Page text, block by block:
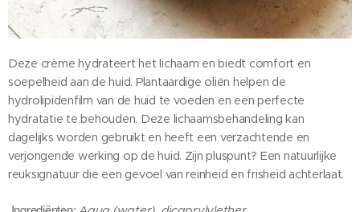
Deze crème hydrateert het lichaam en biedt comfort en
soepelheid aan de huid. Plantaardige oliën helpen de
hydrolipidenfilm van de huid te voeden en een perfecte
hydratatie te behouden. Deze lichaamsbehandeling kan
dagelijks worden gebruikt en heeft een verzachtende en
verjongende werking op de huid. Zijn pluspunt? Een natuurlijke
reuksignatuur die een gevoel van reinheid en frisheid achterlaat.